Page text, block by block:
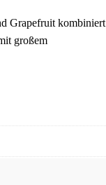
Grapefruit kombiniert
großem